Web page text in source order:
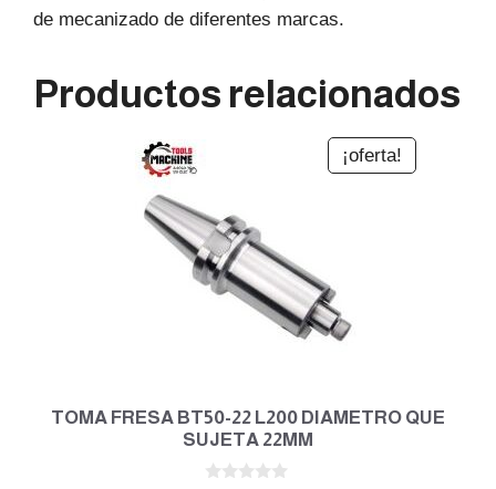
de mecanizado de diferentes marcas.
Productos relacionados
¡oferta!
TOMA FRESA BT50-22 L200 DIAMETRO QUE
SUJETA 22MM